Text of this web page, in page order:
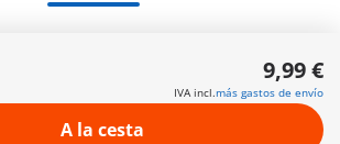
de Waterfall. Este emocionante set
crear sin esfuerzo un entorno
caballos del mundo ecuestre
perfectamente la extensión con el Rancho
9,99 €
IVA incl.más gastos de envío
A la cesta